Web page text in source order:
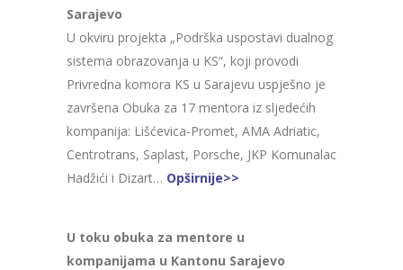
Sarajevo
U okviru projekta „Podrška uspostavi dualnog
sistema obrazovanja u KS“, koji provodi
Privredna komora KS u Sarajevu uspješno je
završena Obuka za 17 mentora iz sljedećih
kompanija: Lišćevica-Promet, AMA Adriatic,
Centrotrans, Saplast, Porsche, JKP Komunalac
Hadžići i Dizart… Opširnije>>
U toku obuka za mentore u
kompanijama u Kantonu Sarajevo